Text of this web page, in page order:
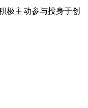
极主动参与投身于创